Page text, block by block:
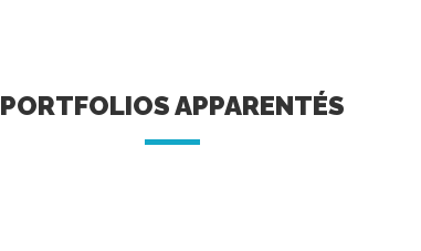
PORTFOLIOS APPARENTÉS